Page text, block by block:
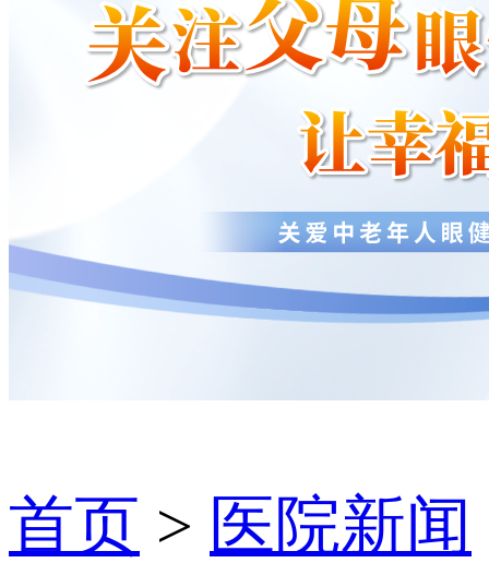
首页 > 医院新闻